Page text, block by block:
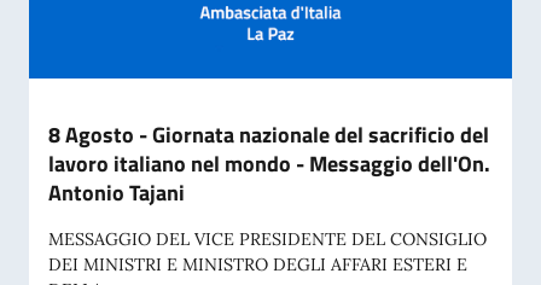
8 Agosto - Giornata nazionale del sacrificio del
lavoro italiano nel mondo - Messaggio dell'On.
Antonio Tajani
MESSAGGIO DEL VICE PRESIDENTE DEL CONSIGLIO
DEI MINISTRI E MINISTRO DEGLI AFFARI ESTERI E